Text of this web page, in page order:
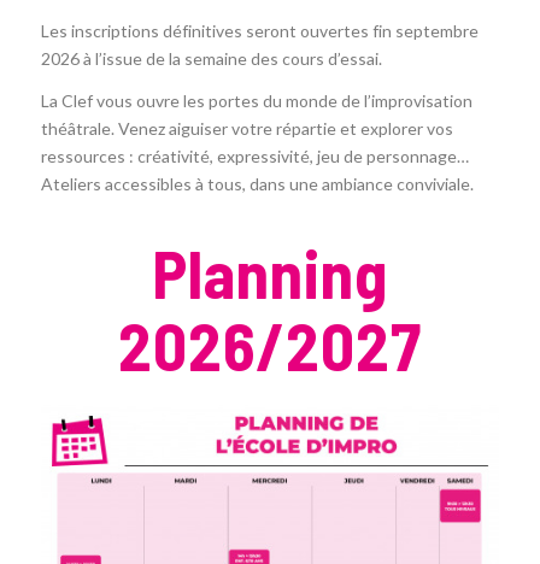
Les inscriptions définitives seront ouvertes fin septembre
2026 à l’issue de la semaine des cours d’essai.
La Clef vous ouvre les portes du monde de l’improvisation
théâtrale. Venez aiguiser votre répartie et explorer vos
ressources : créativité, expressivité, jeu de personnage…
Ateliers accessibles à tous, dans une ambiance conviviale.
Planning
2026/2027